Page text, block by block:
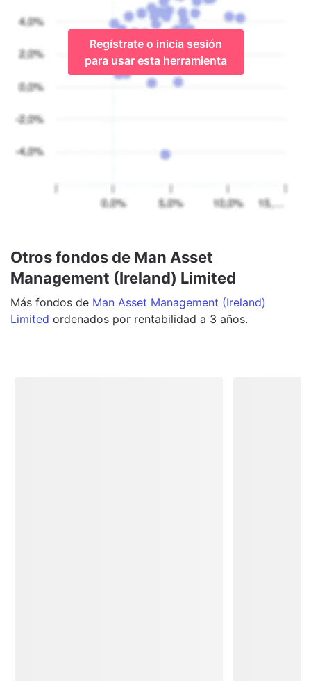
Regístrate o inicia sesión
para usar esta herramienta
Otros fondos de Man Asset
Management (Ireland) Limited
Más fondos de Man Asset Management (Ireland)
Limited ordenados por rentabilidad a 3 años.